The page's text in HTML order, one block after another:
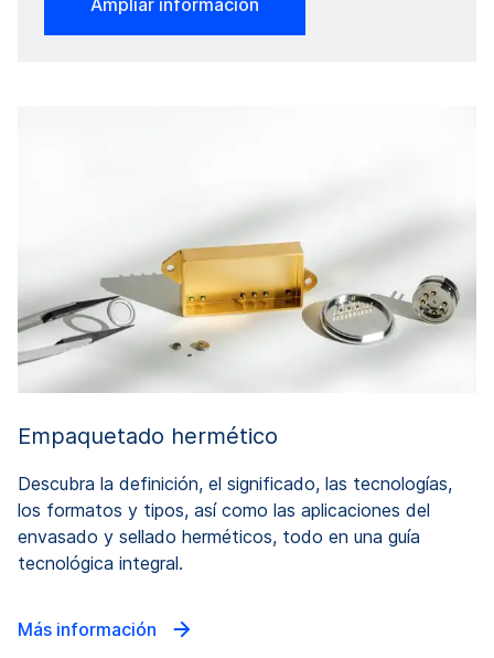
Ampliar información
Empaquetado hermético
Descubra la definición, el significado, las tecnologías,
los formatos y tipos, así como las aplicaciones del
envasado y sellado herméticos, todo en una guía
tecnológica integral.
Más información